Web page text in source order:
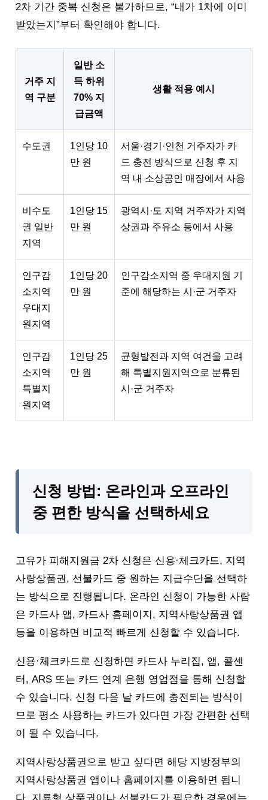
2차 기간 중복 신청은 불가하므로, “내가 1차에 이미
받았는지”부터 확인해야 합니다.
거주 지
역 구분
일반 소
득 하위
70% 지
급금액
생활 적용 예시
수도권
1인당 10
만 원
서울·경기·인천 거주자가 카
드 충전 방식으로 신청 후 지
역 내 소상공인 매장에서 사용
비수도
권 일반
지역
1인당 15
만 원
광역시·도 지역 거주자가 지역
상권과 주유소 등에서 사용
인구감
소지역
우대지
원지역
1인당 20
만 원
인구감소지역 중 우대지원 기
준에 해당하는 시·군 거주자
인구감
소지역
특별지
원지역
1인당 25
만 원
균형발전과 지역 여건을 고려
해 특별지원지역으로 분류된
시·군 거주자
신청 방법: 온라인과 오프라인
중 편한 방식을 선택하세요
고유가 피해지원금 2차 신청은 신용·체크카드, 지역
사랑상품권, 선불카드 중 원하는 지급수단을 선택하
는 방식으로 진행됩니다. 온라인 신청이 가능한 사람
은 카드사 앱, 카드사 홈페이지, 지역사랑상품권 앱
등을 이용하면 비교적 빠르게 신청할 수 있습니다.
신용·체크카드로 신청하면 카드사 누리집, 앱, 콜센
터, ARS 또는 카드 연계 은행 영업점을 통해 신청할
수 있습니다. 신청 다음 날 카드에 충전되는 방식이
므로 평소 사용하는 카드가 있다면 가장 간편한 선택
이 될 수 있습니다.
지역사랑상품권으로 받고 싶다면 해당 지방정부의
지역사랑상품권 앱이나 홈페이지를 이용하면 됩니